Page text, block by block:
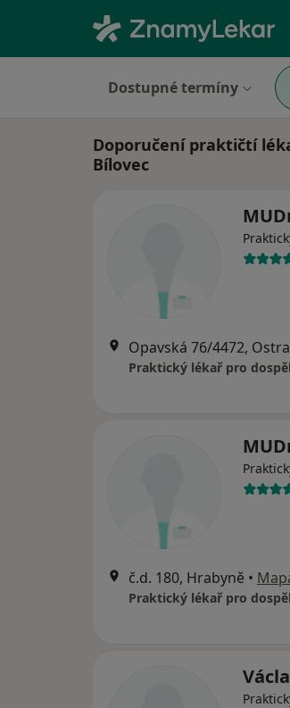
Dostupné termíny
Doporučení praktičtí
Bílovec
Opavská 76/4472,
Praktický lékař pro
č.d. 180, Hrabyně •
Praktický lékař pro